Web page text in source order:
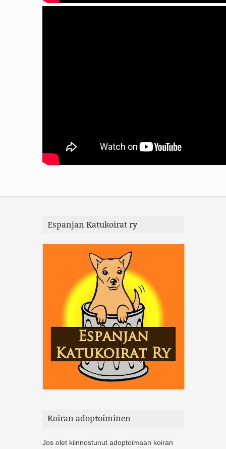
Espanjan Katukoirat ry
Koiran adoptoiminen
Jos olet kiinnostunut adoptoimaan koiran